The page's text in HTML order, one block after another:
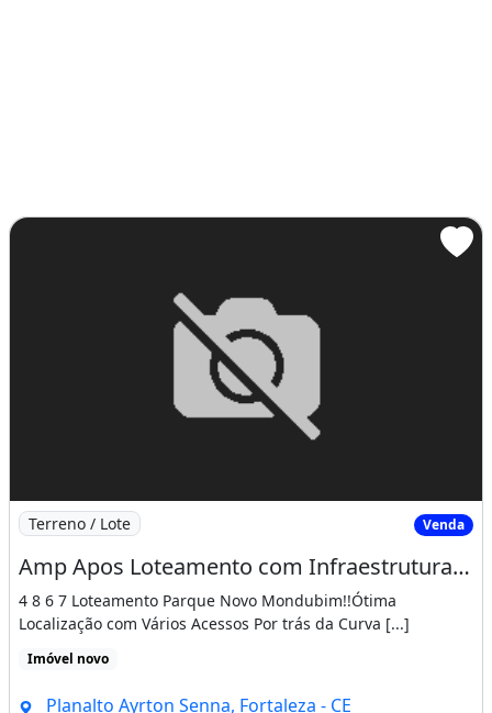
Imagem: Amp Apos Loteamento com Infraestrutura
Terreno / Lote Venda
Amp Apos Loteamento com Infraestrutura Completa no José Walter9 4 8 6 7
4 8 6 7 Loteamento Parque Novo Mondubim!!Ótima
Localização com Vários Acessos Por trás da Curva [...]
Imóvel novo
Planalto Ayrton Senna, Fortaleza - CE